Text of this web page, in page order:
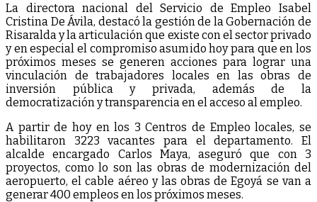
La directora nacional del Servicio de Empleo Isabel
Cristina De Ávila, destacó la gestión de la Gobernación de
Risaralda y la articulación que existe con el sector privado
y en especial el compromiso asumido hoy para que en los
próximos meses se generen acciones para lograr una
vinculación de trabajadores locales en las obras de
inversión pública y privada, además de la
democratización y transparencia en el acceso al empleo.
A partir de hoy en los 3 Centros de Empleo locales, se
habilitaron 3223 vacantes para el departamento. El
alcalde encargado Carlos Maya, aseguró que con 3
proyectos, como lo son las obras de modernización del
aeropuerto, el cable aéreo y las obras de Egoyá se van a
generar 400 empleos en los próximos meses.